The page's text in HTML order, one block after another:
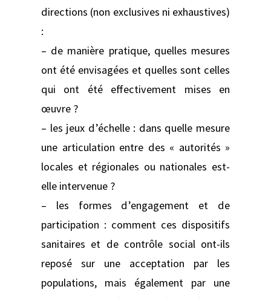
directions (non exclusives ni exhaustives)
:
– de manière pratique, quelles mesures
ont été envisagées et quelles sont celles
qui ont été effectivement mises en
œuvre ?
– les jeux d’échelle : dans quelle mesure
une articulation entre des « autorités »
locales et régionales ou nationales est-
elle intervenue ?
– les formes d’engagement et de
participation : comment ces dispositifs
sanitaires et de contrôle social ont-ils
reposé sur une acceptation par les
populations, mais également par une